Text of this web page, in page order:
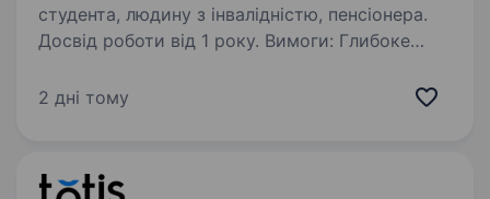
студента, людину з інвалідністю, пенсіонера.
Досвід роботи від 1 року. Вимоги: Глибоке
використання сторонніх фреймворків
2 дні тому